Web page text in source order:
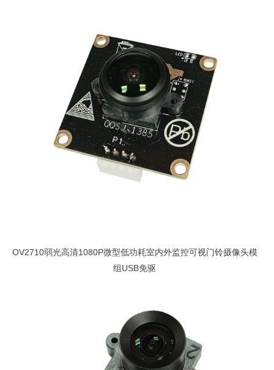
OV2710弱光高清1080P微型低功耗室内外监控可视门铃摄像头模
组USB免驱